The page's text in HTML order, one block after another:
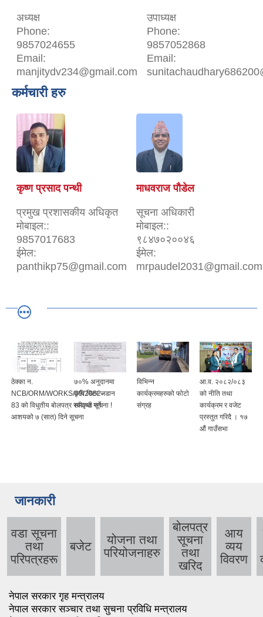
अध्यक्ष
Phone:
9857024655
Email:
manjitydv234@gmail.com
उपाध्यक्ष
Phone:
9857052868
Email:
कर्मचारी हरु
कृष्ण प्रसाद पन्थी
प्रमुख प्रशासकीय अधिकृत
मोबाइल::
9857017683
ईमेल:
panthikp75@gmail.com
माधवराज पौडेल
सूचना अधिकारी
मोबाइल::
९८४७०२००४६
ईमेल:
mrpaudel2031@gmail.com
ठेक्का न.
NCB/ORM/WORKS/09/2082-
83 को विधुतीय बोलपत्र स्वीकृत गर्ने
आशयको ७ (सात) दिने सूचना
७०% अनुदानमा
कृषि मिटर जडान
सम्वन्धी सूचना !
विभिन्न
कार्यक्रमहरुको फोटो
संग्रह
आ.व. २०८२/०८३
को नीति तथा
कार्यक्रम र वजेट
प्रस्तुत गरिदै । १७
औं गाउँसभा
जानकारी
वडा सूचना
तथा
परिपत्रहरू
बजेट
योजना तथा
परियोजनाहरु
बोलपत्र
सूचना
तथा
खरिद
आय
व्यय
विवरण
नेपाल सरकार गृह मन्त्रालय
नेपाल सरकार सञ्चार तथा सुचना प्रविधि मन्त्रालय